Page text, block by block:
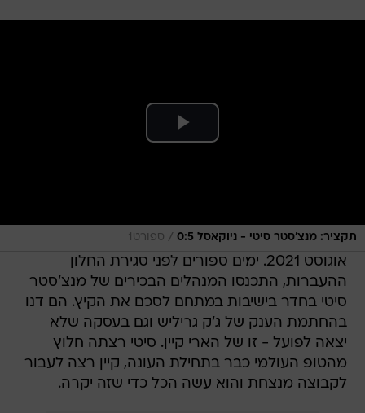
תקציר: מנצ'סטר סיטי - ניוקאסל 0:5 / ספורט1
אוגוסט 2021. ימים ספורים לפני סגירת החלון
ההעברות, התכנסו המנהלים הבכירים של מנצ'סטר
סיטי בחדר בישיבות במתחם לסכם את הקיץ. הם דנו
בהחתמת הענק של ג'ק גריליש וגם בעסקה שלא
יצאה לפועל - זו של הארי קיין. סיטי רצתה חלוץ
מהטופ העולמי כבר בתחילת העונה, קיין רצה לעבור
לקבוצה מנצחת והוא עשה הכל כדי שזה יקרה.